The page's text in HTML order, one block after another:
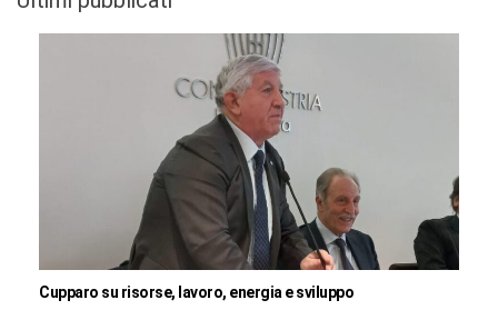
Cupparo su risorse, lavoro, energia e sviluppo